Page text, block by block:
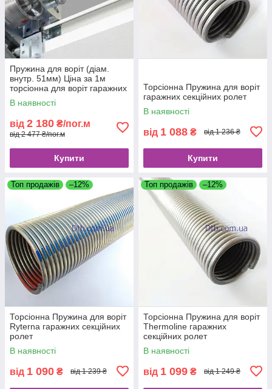
Пружина для воріт (діам.
внутр. 51мм) Ціна за 1м
торсіонна для воріт гаражних
секційних ролет без
наконечників
В наявності
від 2 180 ₴/пог.м
від 2 477 ₴/пог.м
Купити
Торсіонна Пружина для воріт
гаражних секційних ролет
В наявності
від 1 088 ₴ від 1 236 ₴
Купити
Топ продажів –12%
Торсіонна Пружина для воріт
Ryterna гаражних секційних
ролет
В наявності
від 1 090 ₴ від 1 239 ₴
Топ продажів –12%
Торсіонна Пружина для воріт
Thermoline гаражних
секційних ролет
В наявності
від 1 099 ₴ від 1 249 ₴